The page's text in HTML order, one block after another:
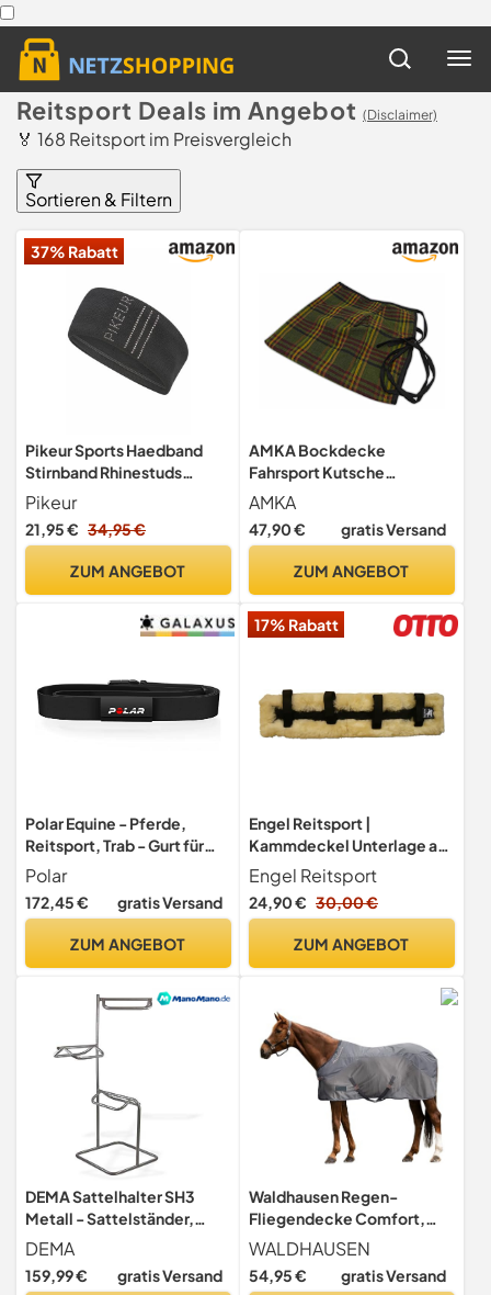
Reitsport Deals im Angebot (Disclaimer)
🏅 168 Reitsport im Preisvergleich
Sortieren & Filtern
37% Rabatt
Pikeur Sports Haedband
Stirnband Rhinestuds
Fleece Innenfutter Gr. 55-
57 HW 2025 (Black)
Pikeur
21,95 € 34,95 €
ZUM ANGEBOT
AMKA Bockdecke
Fahrsport Kutsche
Bockschürze im Karodesign
B Wahl
AMKA
47,90 € gratis Versand
ZUM ANGEBOT
Polar Equine - Pferde,
Reitsport, Trab - Gurt für
H10 Herzfrequenz-
Messgerät
Polar
172,45 € gratis Versand
ZUM ANGEBOT
17% Rabatt
Engel Reitsport |
Kammdeckel Unterlage aus
Lammfell (Fahrsport) Stoff
schwarz Fell med. Grösse
60x10cm (Kamde)
Engel Reitsport
24,90 € 30,00 €
ZUM ANGEBOT
DEMA Sattelhalter SH3
Metall - Sattelständer,
Reitsportständer,
Pferdehalter -
alleinstehend, 3 Sättel,
DEMA
159,99 € gratis Versand
Waldhausen Regen-
Fliegendecke Comfort,
grau, 135 cm
WALDHAUSEN
54,95 € gratis Versand